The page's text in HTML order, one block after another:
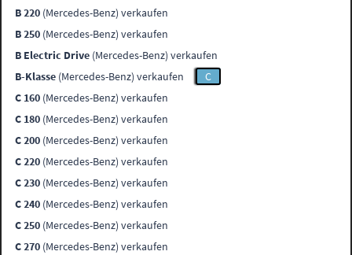
B 220 (Mercedes-Benz) verkaufen
B 250 (Mercedes-Benz) verkaufen
B Electric Drive (Mercedes-Benz) verkaufen
B-Klasse (Mercedes-Benz) verkaufen
C
C 160 (Mercedes-Benz) verkaufen
C 180 (Mercedes-Benz) verkaufen
C 200 (Mercedes-Benz) verkaufen
C 220 (Mercedes-Benz) verkaufen
C 230 (Mercedes-Benz) verkaufen
C 240 (Mercedes-Benz) verkaufen
C 250 (Mercedes-Benz) verkaufen
C 270 (Mercedes-Benz) verkaufen